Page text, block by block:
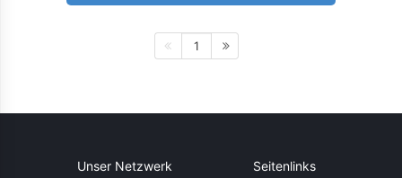
1
Unser Netzwerk Seitenlinks